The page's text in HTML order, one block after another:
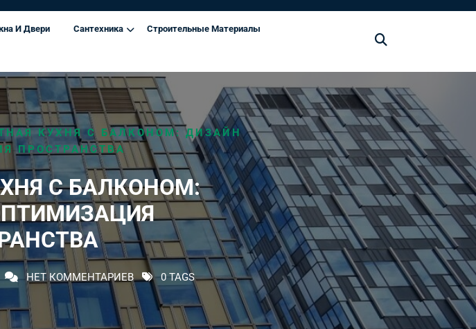
И Двери Сантехника Строительные Материалы
КУХНЯ С БАЛКОНОМ: ДИЗАЙН
ПРОСТРАНСТВА
С БАЛКОНОМ:
НЕТ КОММЕНТАРИЕВ 0 TAGS